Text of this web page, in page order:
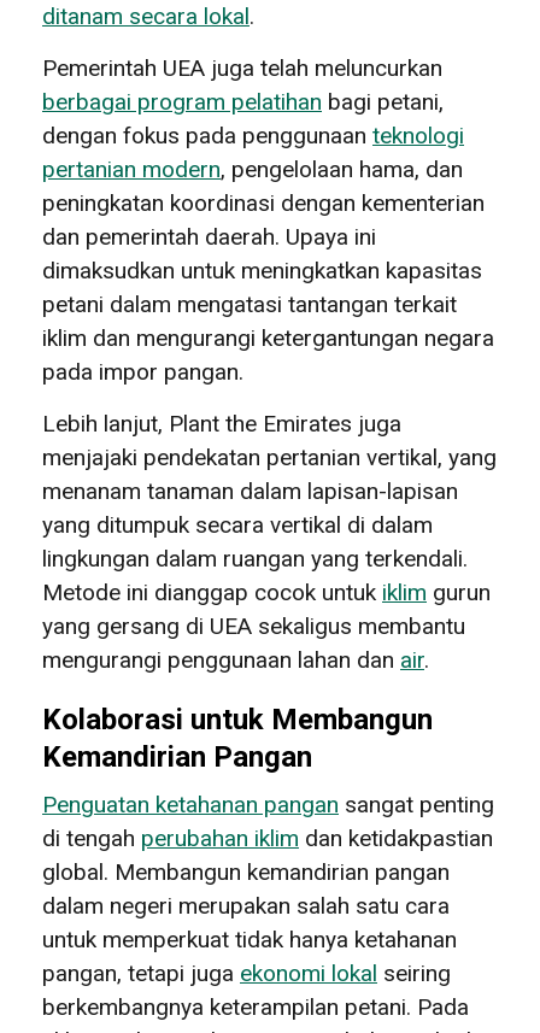
ditanam secara lokal.
Pemerintah UEA juga telah meluncurkan
berbagai program pelatihan bagi petani,
dengan fokus pada penggunaan teknologi
pertanian modern, pengelolaan hama, dan
peningkatan koordinasi dengan kementerian
dan pemerintah daerah. Upaya ini
dimaksudkan untuk meningkatkan kapasitas
petani dalam mengatasi tantangan terkait
iklim dan mengurangi ketergantungan negara
pada impor pangan.
Lebih lanjut, Plant the Emirates juga
menjajaki pendekatan pertanian vertikal, yang
menanam tanaman dalam lapisan-lapisan
yang ditumpuk secara vertikal di dalam
lingkungan dalam ruangan yang terkendali.
Metode ini dianggap cocok untuk iklim gurun
yang gersang di UEA sekaligus membantu
mengurangi penggunaan lahan dan air.
Kolaborasi untuk Membangun
Kemandirian Pangan
Penguatan ketahanan pangan sangat penting
di tengah perubahan iklim dan ketidakpastian
global. Membangun kemandirian pangan
dalam negeri merupakan salah satu cara
untuk memperkuat tidak hanya ketahanan
pangan, tetapi juga ekonomi lokal seiring
berkembangnya keterampilan petani. Pada